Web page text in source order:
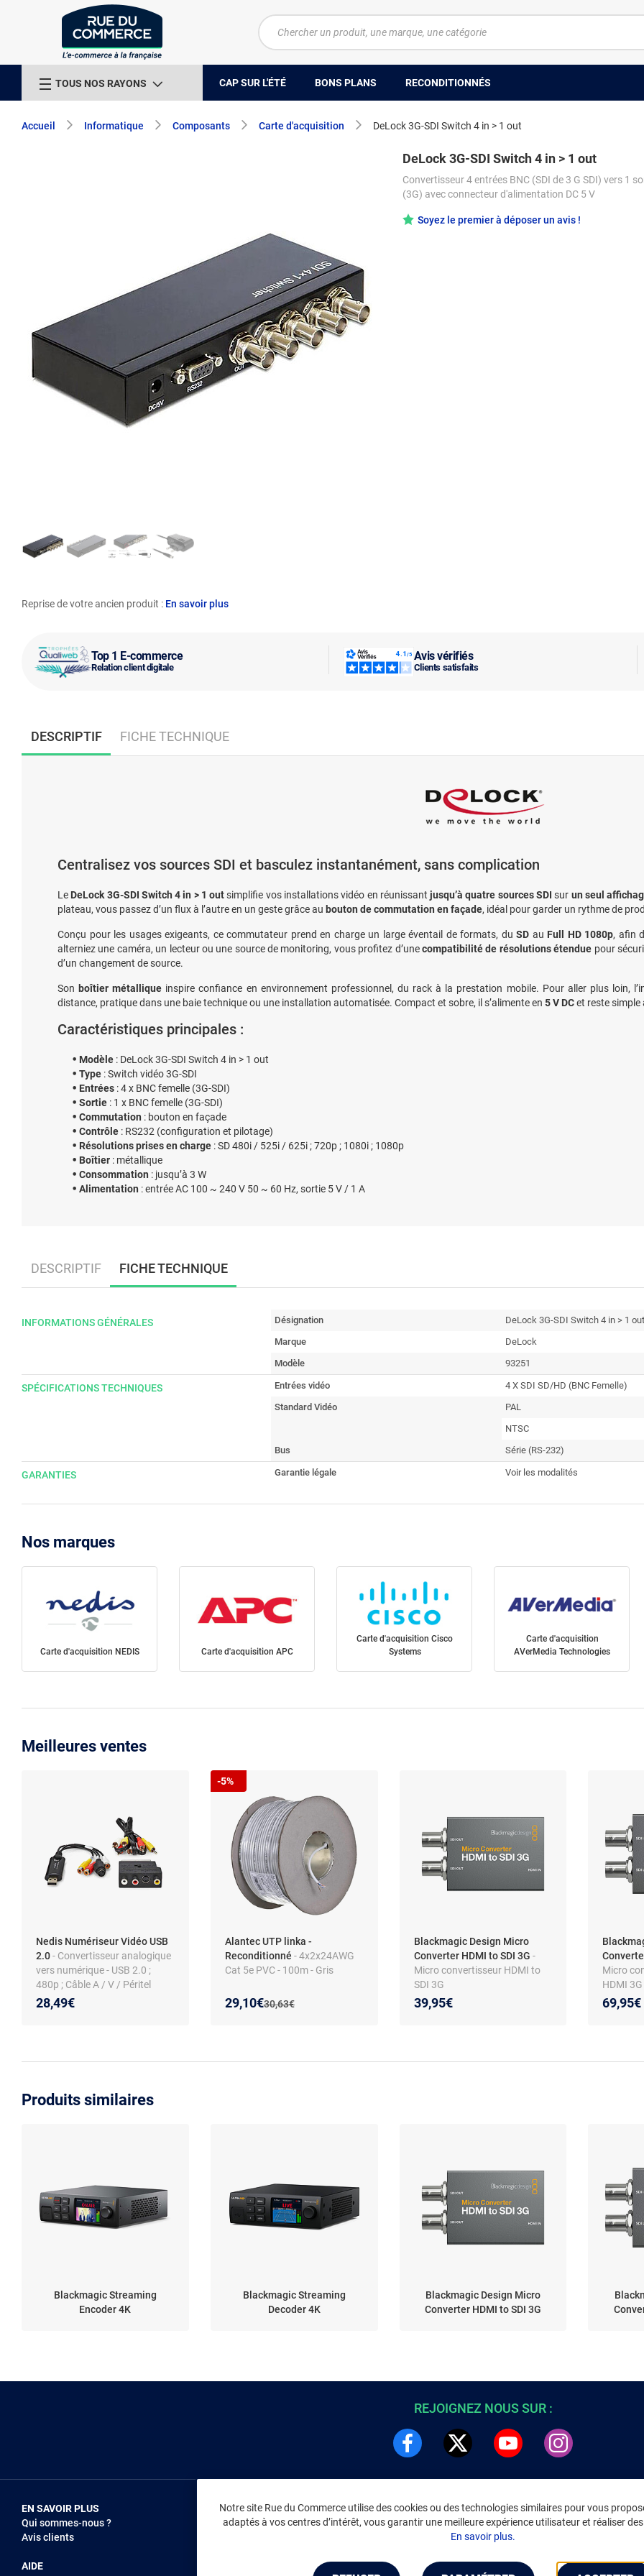
TOUS NOS RAYONS CAP SUR L'ÉTÉ BONS PLANS RECONDITIONNÉS
Accueil Informatique Composants Carte d'acquisition DeLock 3G-SDI Switch 4 in > 1 out
Top 1 E-commerce
Relation client digitale
Avis vérifiés
Clients satisfaits
Reprise de votre ancien produit : En savoir plus
DeLock 3G-SDI Switch 4 in > 1 out
Convertisseur 4 entrées BNC (SDI de 3 G SDI) vers 1
(3G) avec connecteur d'alimentation DC 5 V
Soyez le premier à déposer un avis !
DESCRIPTIF FICHE TECHNIQUE
Centralisez vos sources SDI et basculez instantanément, sans complication
Le DeLock 3G-SDI Switch 4 in > 1 outsimplifie vos installations vidéo en réunissantjusqu’à quatre sources SDI sur un seul
plateau, vous passez d’un flux à l’autre en un geste grâce au bouton de commutation en façade, idéal pour garder un rythme de
Conçu pour les usages exigeants, ce commutateur prend en charge un large éventail de formats, du SD au Full HD 1080p, afin
alterniez une caméra, un lecteur ou une source de monitoring, vous profitez d’unecompatibilité de résolutions étendue pour
d’un changement de source.
Son boîtier métallique inspire confiance en environnement professionnel, du rack à la prestation mobile. Pour aller plus loin,
distance, pratique dans une baie technique ou une installation automatisée. Compact et sobre, il s’alimente en 5 V DCet reste simple
Caractéristiques principales :
Modèle : DeLock 3G-SDI Switch 4 in > 1 out
Type : Switch vidéo 3G-SDI
Entrées : 4 x BNC femelle (3G-SDI)
Sortie : 1 x BNC femelle (3G-SDI)
Commutation : bouton en façade
Contrôle : RS232 (configuration et pilotage)
Résolutions prises en charge : SD 480i / 525i / 625i ; 720p ; 1080i ; 1080p
Boîtier : métallique
Consommation : jusqu’à 3 W
Alimentation : entrée AC 100 ~ 240 V 50 ~ 60 Hz, sortie 5 V / 1 A
DESCRIPTIF FICHE TECHNIQUE
INFORMATIONS GÉNÉRALES Désignation
DeLock 3G-SDI Switch 4 in > 1 out
Marque
DeLock
Modèle
93251
SPÉCIFICATIONS TECHNIQUES Entrées vidéo 4 X SDI SD/HD (BNC Femelle)
Standard Vidéo
PAL
NTSC
Bus
Série (RS-232)
GARANTIES Garantie légale Voir les modalités
Nos marques
Carte d'acquisition NEDIS Carte d'acquisition APC
Carte d'acquisition Cisco
Systems
Carte d'acquisition
AVerMedia Technologies
Meilleures ventes
Nedis Numériseur Vidéo USB
2.0- Convertisseur analogique
vers numérique - USB 2.0 ;
480p ; Câble A / V / Péritel
28,49€
Alantec UTP linka -
Reconditionné - 4x2x24AWG
Cat 5e PVC - 100m - Gris
Ancien prix :
30,63€
Nouveau prix :
29,10€
Réduction de :
-5%
Blackmagic Design Micro
Converter HDMI to SDI 3G -
Micro convertisseur HDMI to
SDI 3G
39,95€
Micro
HDMI 3G
69,95€
Produits similaires
Blackmagic Streaming
Encoder 4K
Blackmagic Streaming
Decoder 4K
Blackmagic Design Micro
Converter HDMI to SDI 3G
Notre site Rue du Commerce utilise des cookies ou des technologies similaires pour vous
adaptés à vos centres d’intérêt, vous garantir une meilleure expérience utilisateur et réaliser
En savoir plus.
REJOIGNEZ NOUS SUR :
EN SAVOIR PLUS
Qui sommes-nous ?
Avis clients
AIDE
NOUS REJOINDRE
Vendez sur RDC
INFORMATIONS LÉGALES
Environnement
CGV/CGU Marketplace
Gérer mes cookies